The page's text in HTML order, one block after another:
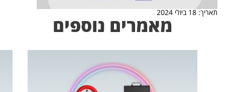
תאריך: 18 ביולי 2024
מאמרים נוספים